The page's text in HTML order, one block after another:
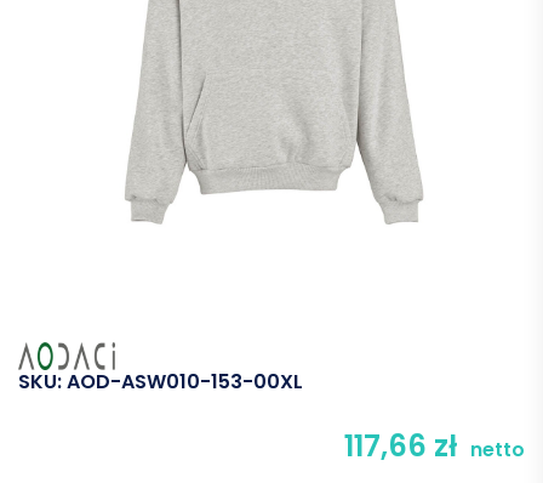
SKU:AOD-ASW010-153-00XL
117,66 zł netto